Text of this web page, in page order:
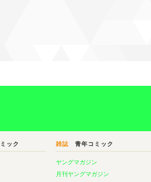
ック 雑誌 青年コミック
ヤングマガジン
月刊ヤングマガジン